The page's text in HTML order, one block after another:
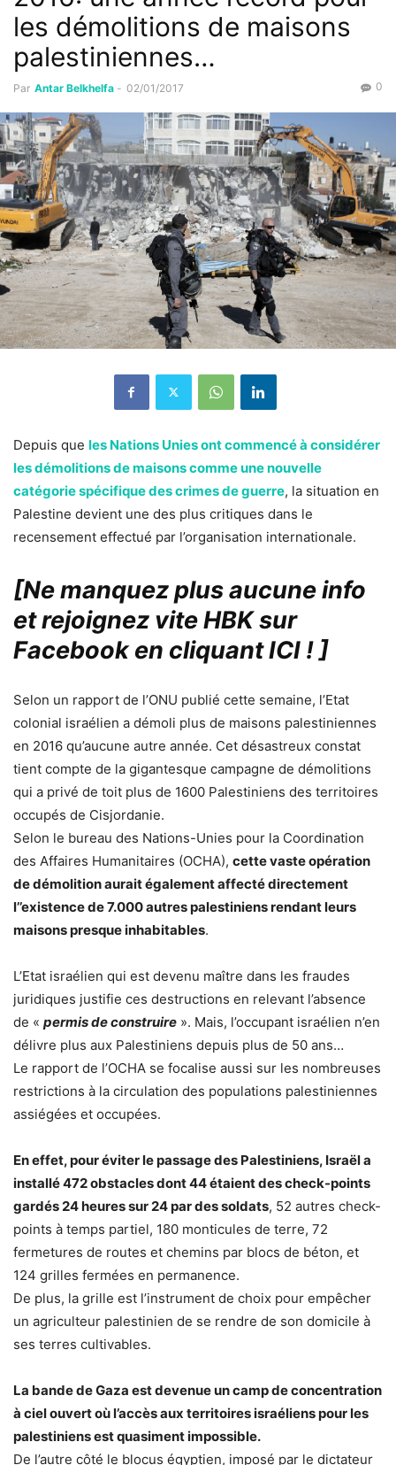
les démolitions de maisons
palestiniennes…
Par Antar Belkhelfa - 02/01/2017 0
Depuis que les Nations Unies ont commencé à considérer
les démolitions de maisons comme une nouvelle
catégorie spécifique des crimes de guerre, la situation en
Palestine devient une des plus critiques dans le
recensement effectué par l’organisation internationale.
[Ne manquez plus aucune info
et rejoignez vite HBK sur
Facebook en cliquant ICI !]
Selon un rapport de l’ONU publié cette semaine, l’Etat
colonial israélien a démoli plus de maisons palestiniennes
en 2016 qu’aucune autre année. Cet désastreux constat
tient compte de la gigantesque campagne de démolitions
qui a privé de toit plus de 1600 Palestiniens des territoires
occupés de Cisjordanie.
Selon le bureau des Nations-Unies pour la Coordination
des Affaires Humanitaires (OCHA), cette vaste opération
de démolition aurait également affecté directement
l’’existence de 7.000 autres palestiniens rendant leurs
maisons presque inhabitables.
L’Etat israélien qui est devenu maître dans les fraudes
juridiques justifie ces destructions en relevant l’absence
de « permis de construire ». Mais, l’occupant israélien n’en
délivre plus aux Palestiniens depuis plus de 50 ans…
Le rapport de l’OCHA se focalise aussi sur les nombreuses
restrictions à la circulation des populations palestiniennes
assiégées et occupées.
En effet, pour éviter le passage des Palestiniens, Israël a
installé 472 obstacles dont 44 étaient des check-points
gardés 24 heures sur 24 par des soldats, 52 autres check-
points à temps partiel, 180 monticules de terre, 72
fermetures de routes et chemins par blocs de béton, et
124 grilles fermées en permanence.
De plus, la grille est l’instrument de choix pour empêcher
un agriculteur palestinien de se rendre de son domicile à
ses terres cultivables.
La bande de Gaza est devenue un camp de concentration
à ciel ouvert où l’accès aux territoires israéliens pour les
palestiniens est quasiment impossible.
De l’autre côté le blocus égyptien, imposé par le dictateur